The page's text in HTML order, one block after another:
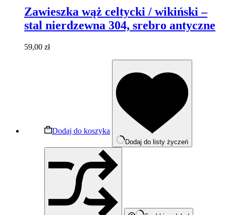
Zawieszka wąż celtycki / wikiński –
stal nierdzewna 304, srebro antyczne
59,00 zł
Dodaj do koszyka
Dodaj do listy życzeń